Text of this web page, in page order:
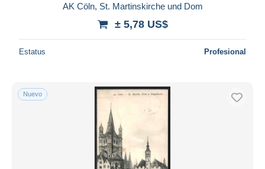
AK Cöln, St. Martinskirche und Dom
± 5,78 US$
Estatus Profesional
Nuevo